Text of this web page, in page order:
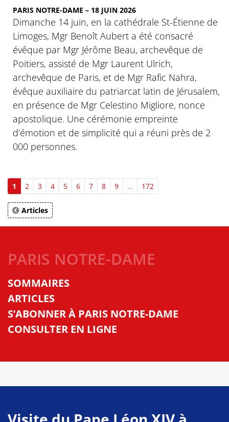
PARIS NOTRE-DAME – 18 JUIN 2026
Dimanche 14 juin, en la cathédrale St-Étienne de
Limoges, Mgr Benoît Aubert a été consacré
évêque par Mgr Jérôme Beau, archevêque de
Poitiers, assisté de Mgr Laurent Ulrich,
archevêque de Paris, et de Mgr Rafic Nahra,
évêque auxiliaire du patriarcat latin de Jérusalem,
en présence de Mgr Celestino Migliore, nonce
apostolique. Une cérémonie empreinte
d’émotion et de simplicité qui a réuni près de 2
000 personnes.
1 2 3 4 5 6 7 8 9 … 172
Articles
PARIS NOTRE-DAME
SOMMAIRES
ARTICLES
S’ABONNER À PARIS NOTRE-DAME
CONSULTER EN LIGNE